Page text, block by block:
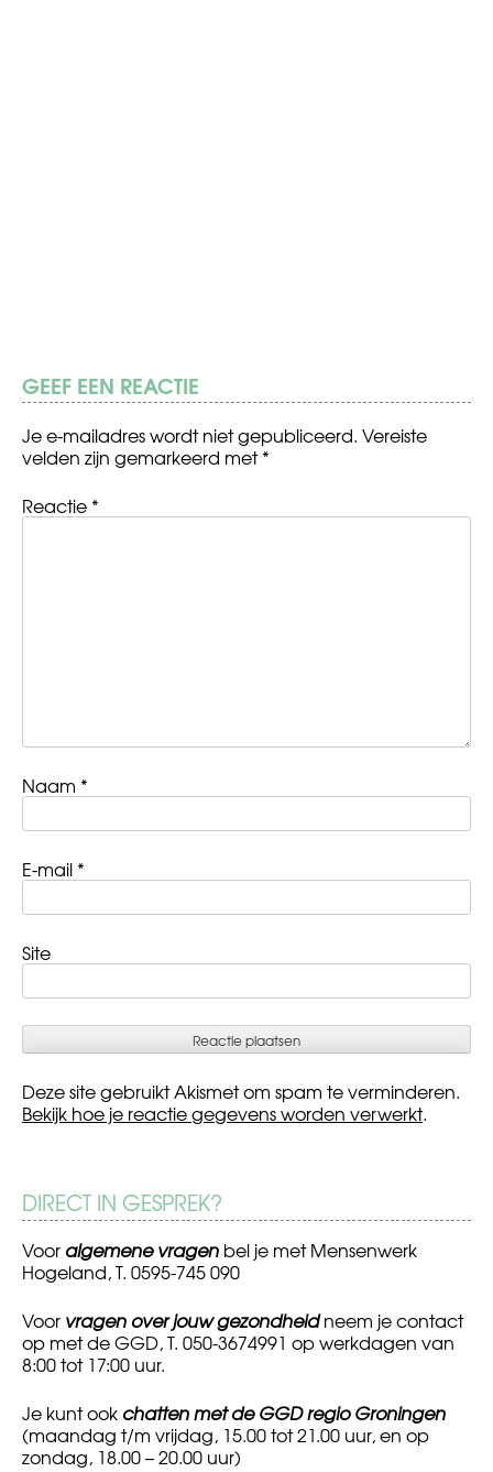
GEEF EEN REACTIE
Je e-mailadres wordt niet gepubliceerd. Vereiste
velden zijn gemarkeerd met*
Reactie *
Naam *
E-mail *
Site
Deze site gebruikt Akismet om spam te verminderen.
Bekijk hoe je reactie gegevens worden verwerkt.
DIRECT IN GESPREK?
Voor algemene vragen bel je met Mensenwerk
Hogeland, T. 0595-745 090
Voor vragen over jouw gezondheidneem je contact
op met de GGD, T. 050-3674991 op werkdagen van
8:00 tot 17:00 uur.
Je kunt ook chatten met de GGD regio Groningen
(maandag t/m vrijdag, 15.00 tot 21.00 uur, en op
zondag, 18.00 – 20.00 uur)